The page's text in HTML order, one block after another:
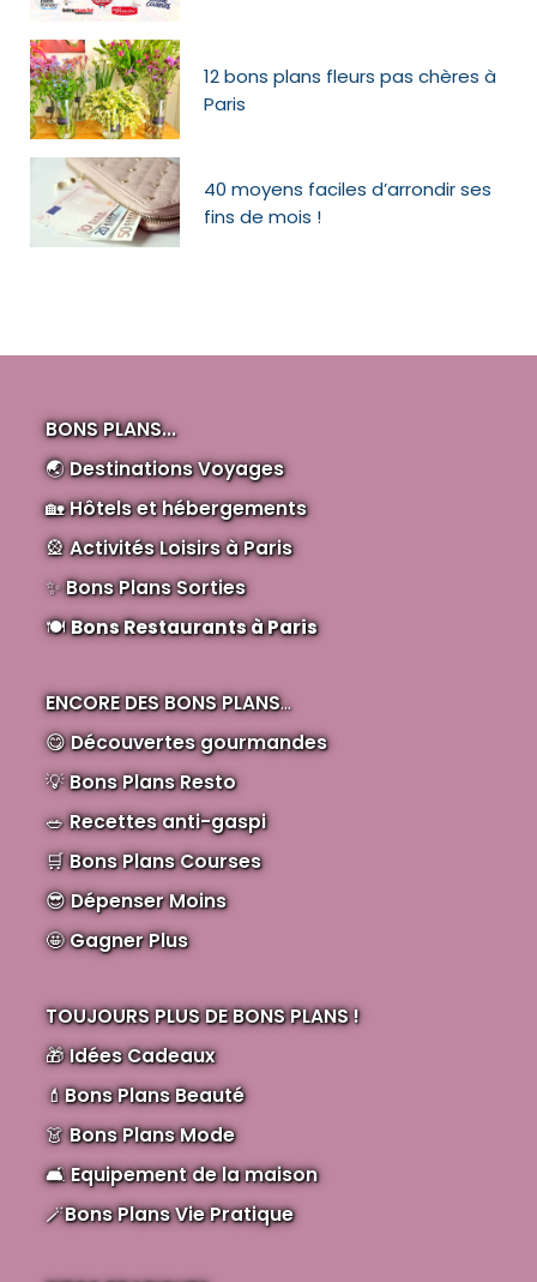
12 bons plans fleurs pas chères à
Paris
40 moyens faciles d’arrondir ses
fins de mois !
BONS PLANS...
🌏Destinations Voyages
🏡Hôtels et hébergements
🎡Activités Loisirs à Paris
✨Bons Plans Sorties
🍽️Bons Restaurants à Paris
ENCORE DES BONS PLANS...
😋Découvertes gourmandes
💡Bons Plans Resto
🥗Recettes anti-gaspi
🛒Bons Plans Courses
😎Dépenser Moins
🤩Gagner Plus
TOUJOURS PLUS DE BONS PLANS !
🎁Idées Cadeaux
💄Bons Plans Beauté
👗Bons Plans Mode
🛋️Equipement de la maison
🪄Bons Plans Vie Pratique